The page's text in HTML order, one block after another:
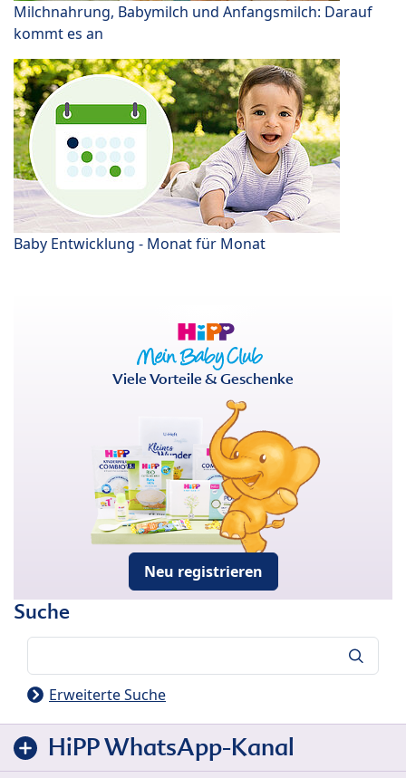
Milchnahrung, Babymilch und Anfangsmilch: Darauf
kommt es an
Baby Entwicklung - Monat für Monat
Viele Vorteile & Geschenke
Neu registrieren
Suche
Erweiterte Suche
HiPP WhatsApp-Kanal